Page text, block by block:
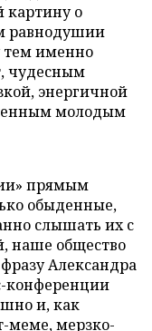
картину о
равнодушии
тем именно
чудесным
энергичной
молодым
прямым
обыденные,
слышать их с
наше общество
Александра
конференции
и, как
меме, мерзко-